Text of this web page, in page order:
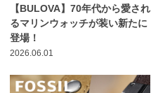
【BULOVA】70年代から愛され
るマリンウォッチが装い新たに
登場！
2026.06.01